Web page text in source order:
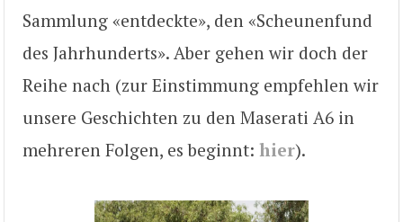
Sammlung «entdeckte», den «Scheunenfund
des Jahrhunderts». Aber gehen wir doch der
Reihe nach (zur Einstimmung empfehlen wir
unsere Geschichten zu den Maserati A6 in
mehreren Folgen, es beginnt: hier).